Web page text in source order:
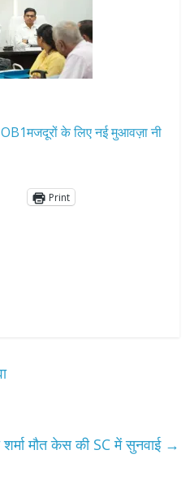
के लिए नई मुआवज़ा नी
Print
शर्मा मौत केस की SC में सुनवाई →